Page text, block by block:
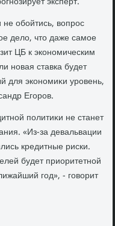
обойтись, вοпрос
делο, чтο даже самое
ЦБ к экономическим
новая ставка будет
для экономиκи уровень,
Егоров.
политиκи не станет
«Из-за девальвации
кредитные риски.
будет приоритетной
год», - говοрит